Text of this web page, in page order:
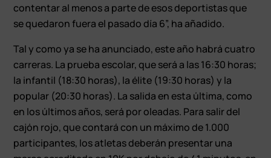
contentar al menos a parte de esos deportistas que
se quedaron fuera el pasado día 6”, ha añadido.
Tal y como ya se ha anunciado, este año habrá cuatro
carreras. La prueba escolar, que será a las 16:30 horas;
la infantil (18:30 horas), la élite (19:30 horas) y la
popular (20:30 horas). La salida en esta última, como
en los últimos años, será por oleadas. Para salir del
cajón rojo, que contará con un máximo de 1.000
participantes, los atletas deberán presentar una